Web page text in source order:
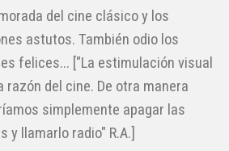
del cine clásico y los
astutos. También odio los
felices... ["La estimulación visual
razón del cine. De otra manera
simplemente apagar las
y llamarlo radio" R.A.]